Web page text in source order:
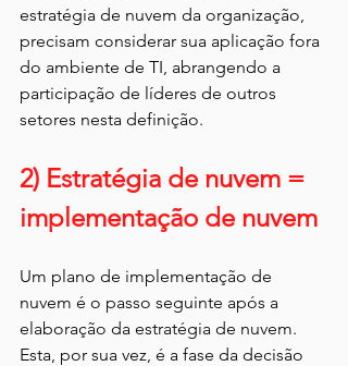
estratégia de nuvem da organização,
precisam considerar sua aplicação fora
do ambiente de TI, abrangendo a
participação de líderes de outros
setores nesta definição.
2) Estratégia de nuvem =
implementação de nuvem
Um plano de implementação de
nuvem é o passo seguinte após a
elaboração da estratégia de nuvem.
Esta, por sua vez, é a fase da decisão